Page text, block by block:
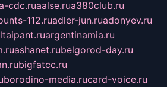
cdc.ruaalse.rua380club.ru
112.ruadler-jun.ruadonyev.ru
argentinamia.ru
ashanet.rubelgorod-day.ru
bigfatcc.ru
borodino-media.rucard-voice.ru